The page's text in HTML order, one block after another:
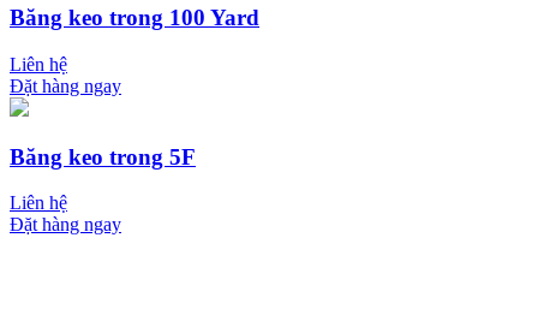
Băng keo trong 100 Yard
Liên hệ
Đặt hàng ngay
Băng keo trong 5F
Liên hệ
Đặt hàng ngay